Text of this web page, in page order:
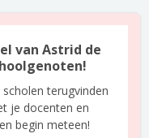
van Astrid de
scholen terugvinden
je docenten en
begin meteen!